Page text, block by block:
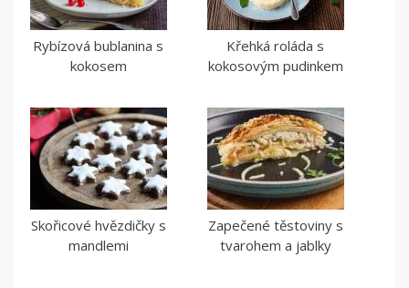
Rybízová bublanina s
kokosem
Křehká roláda s
kokosovým pudinkem
Skořicové hvězdičky s
mandlemi
Zapečené těstoviny s
tvarohem a jablky